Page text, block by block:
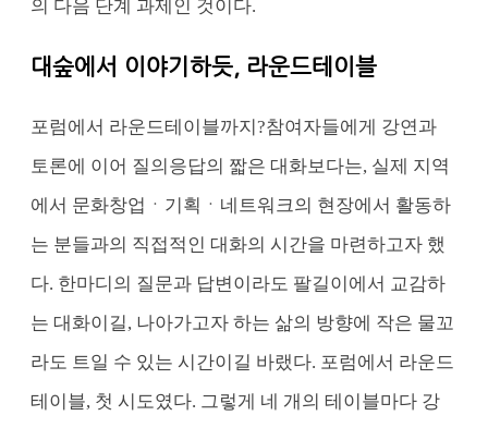
의 다음 단계 과제인 것이다.
대숲에서 이야기하듯, 라운드테이블
포럼에서 라운드테이블까지?참여자들에게 강연과
토론에 이어 질의응답의 짧은 대화보다는, 실제 지역
에서 문화창업ㆍ기획ㆍ네트워크의 현장에서 활동하
는 분들과의 직접적인 대화의 시간을 마련하고자 했
다. 한마디의 질문과 답변이라도 팔길이에서 교감하
는 대화이길, 나아가고자 하는 삶의 방향에 작은 물꼬
라도 트일 수 있는 시간이길 바랬다. 포럼에서 라운드
테이블, 첫 시도였다. 그렇게 네 개의 테이블마다 강